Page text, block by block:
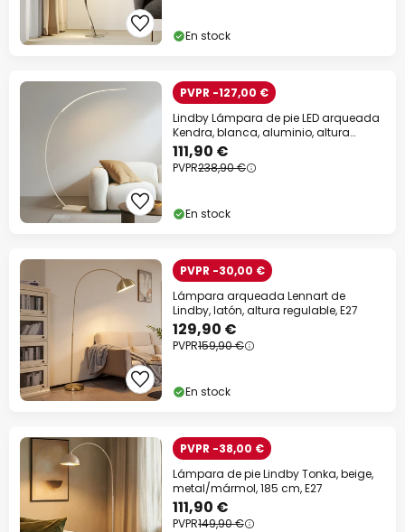
En stock
PVPR -127,00 €
Lindby Lámpara de pie LED arqueada
Kendra, blanca, aluminio, altura
180cm
111,90 €
PVPR238,90 €
En stock
PVPR -30,00 €
Lámpara arqueada Lennart de
Lindby, latón, altura regulable, E27
129,90 €
PVPR159,90 €
En stock
PVPR -38,00 €
Lámpara de pie Lindby Tonka, beige,
metal/mármol, 185 cm, E27
111,90 €
PVPR149,90 €